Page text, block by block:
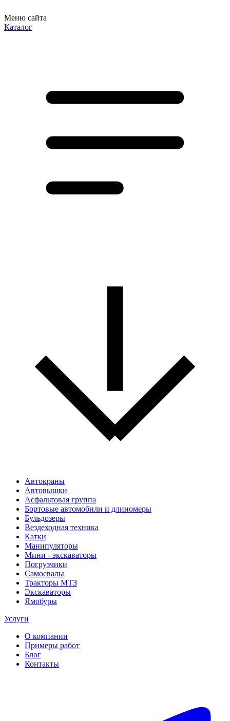
Меню сайта
Каталог
Автокраны
Автовышки
Асфальтовая группа
Бортовые автомобили и длиномеры
Бульдозеры
Вездеходная техника
Катки
Манипуляторы
Мини - экскаваторы
Погрузчики
Самосвалы
Тракторы МТЗ
Экскаваторы
Ямобуры
Услуги
О компании
Примеры работ
Блог
Контакты